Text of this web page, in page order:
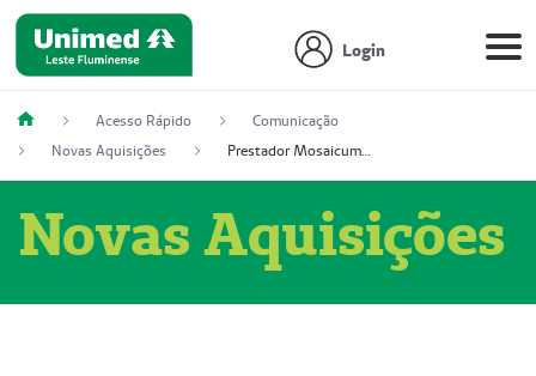
Login
Acesso Rápido
Comunicação
Novas Aquisições
Prestador Mosaicum Espaço Clínico Eireli (51004355-5)
Novas Aquisições